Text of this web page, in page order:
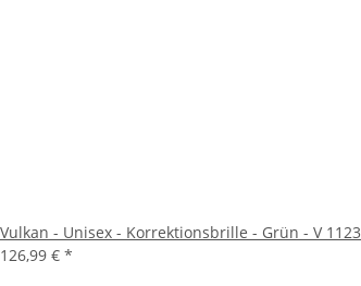
Vulkan - Unisex - Korrektionsbrille - Grün - V 1123
126,99 € *